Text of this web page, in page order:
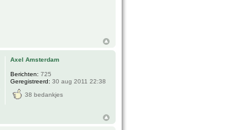
Axel Amsterdam
Berichten: 725
Geregistreerd: 30 aug 2011 22:38
38 bedankjes